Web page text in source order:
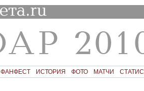
ФАНФЕСТ ИСТОРИЯ ФОТО МАТЧИ